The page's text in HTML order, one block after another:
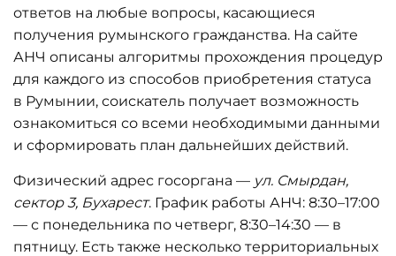
ответов на любые вопросы, касающиеся
получения румынского гражданства. На сайте
АНЧ описаны алгоритмы прохождения процедур
для каждого из способов приобретения статуса
в Румынии, соискатель получает возможность
ознакомиться со всеми необходимыми данными
и сформировать план дальнейших действий.
Физический адрес госоргана — ул. Смырдан,
сектор 3, Бухарест. График работы АНЧ: 8:30–17:00
— с понедельника по четверг, 8:30–14:30 — в
пятницу. Есть также несколько территориальных